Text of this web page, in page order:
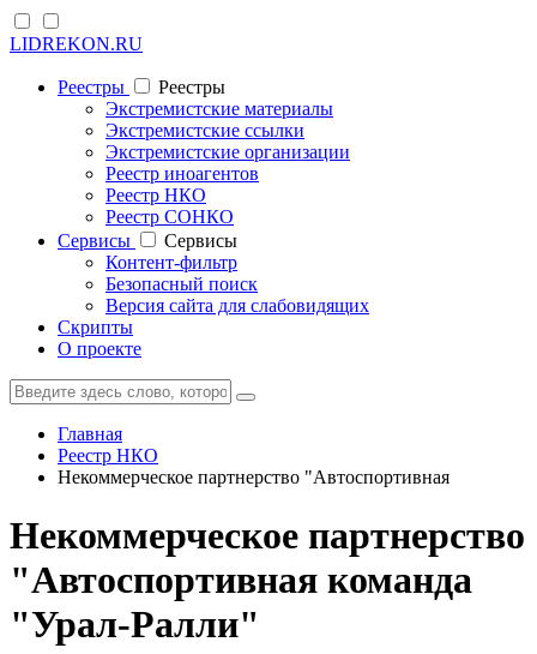
LIDREKON.RU
Реестры
Реестры
Экстремистские материалы
Экстремистские ссылки
Экстремистские организации
Реестр иноагентов
Реестр НКО
Реестр СОНКО
Cервисы
Cервисы
Контент-фильтр
Безопасный поиск
Версия сайта для слабовидящих
Скрипты
О проекте
Главная
Реестр НКО
Некоммерческое партнерство "Автоспортивная
Некоммерческое партнерство
"Автоспортивная команда
"Урал-Ралли"